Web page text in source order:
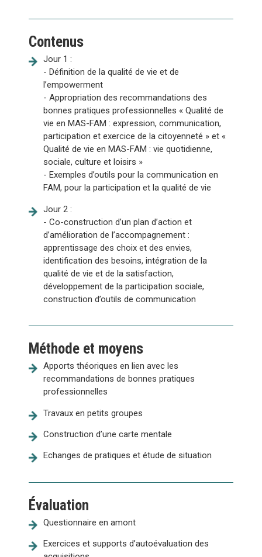
Contenus
Jour 1 :
- Définition de la qualité de vie et de
l’empowerment
- Appropriation des recommandations des
bonnes pratiques professionnelles « Qualité de
vie en MAS-FAM : expression, communication,
participation et exercice de la citoyenneté » et «
Qualité de vie en MAS-FAM : vie quotidienne,
sociale, culture et loisirs »
- Exemples d’outils pour la communication en
FAM, pour la participation et la qualité de vie
Jour 2 :
- Co-construction d’un plan d’action et
d’amélioration de l’accompagnement :
apprentissage des choix et des envies,
identification des besoins, intégration de la
qualité de vie et de la satisfaction,
développement de la participation sociale,
construction d’outils de communication
Méthode et moyens
Apports théoriques en lien avec les
recommandations de bonnes pratiques
professionnelles
Travaux en petits groupes
Construction d’une carte mentale
Echanges de pratiques et étude de situation
Évaluation
Questionnaire en amont
Exercices et supports d’autoévaluation des